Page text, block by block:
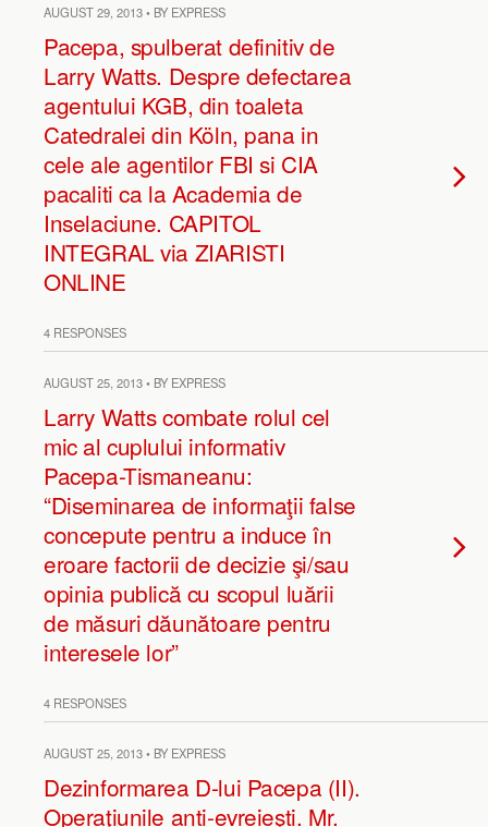
AUGUST 29, 2013 • BY EXPRESS
Pacepa, spulberat definitiv de
Larry Watts. Despre defectarea
agentului KGB, din toaleta
Catedralei din Köln, pana in
cele ale agentilor FBI si CIA
pacaliti ca la Academia de
Inselaciune. CAPITOL
INTEGRAL via ZIARISTI
ONLINE
4 RESPONSES
AUGUST 25, 2013 • BY EXPRESS
Larry Watts combate rolul cel
mic al cuplului informativ
Pacepa-Tismaneanu:
“Diseminarea de informaţii false
concepute pentru a induce în
eroare factorii de decizie şi/sau
opinia publică cu scopul luării
de măsuri dăunătoare pentru
interesele lor”
4 RESPONSES
AUGUST 25, 2013 • BY EXPRESS
Dezinformarea D-lui Pacepa (II).
Operaţiunile anti-evreieşti. Mr.